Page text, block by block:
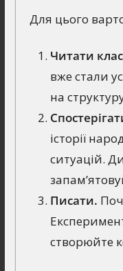
Для цього
Читати
вже стали
на
історії
ситуацій.
Писати.
створюйте